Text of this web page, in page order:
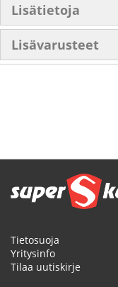
Lisätietoja
Lisävarusteet
Tietosuoja
Yritysinfo
Tilaa uutiskirje